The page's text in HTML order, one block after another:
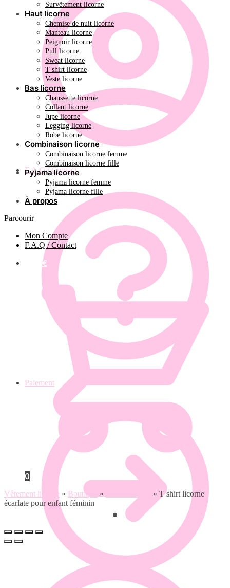
F.A.Q / Contact
Paiement
Survêtement licorne
Haut licorne
Chemise de nuit licorne
Manteau licorne
Peignoir licorne
Pull licorne
Sweat licorne
T shirt licorne
Veste licorne
Bas licorne
Chaussette licorne
Collant licorne
Jupe licorne
Legging licorne
Robe licorne
Combinaison licorne
Combinaison licorne femme
Combinaison licorne fille
Pyjama licorne
Pyjama licorne femme
Pyjama licorne fille
À propos
Parcourir
Mon Compte
F.A.Q / Contact
€
0
Vêtement licorne » Boutique » » T shirt licorne
écarlate pour enfant féminin